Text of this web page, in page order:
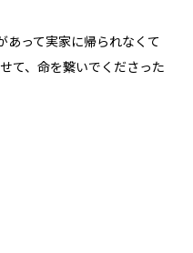
あって実家に帰られなくて
て、命を繋いでくださった